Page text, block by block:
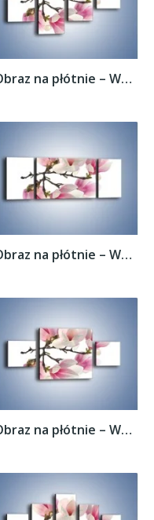
Obraz na płótnie – Wirujące kwiaty...
Obraz na płótnie – Wirujące kwiaty...
Obraz na płótnie – Wirujące kwiaty...